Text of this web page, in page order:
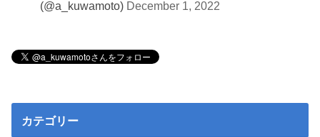
(@a_kuwamoto) December 1, 2022
カテゴリー